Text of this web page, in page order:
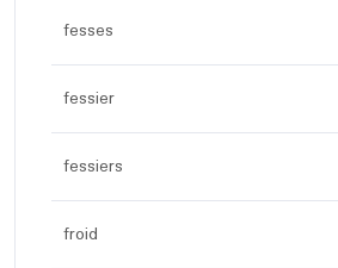
fesses
fessier
fessiers
froid